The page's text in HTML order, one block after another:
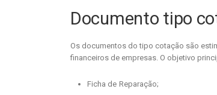
Documento tipo
Os documentos do tipo cotação são
financeiros de empresas. O objetivo
Ficha de Reparação;